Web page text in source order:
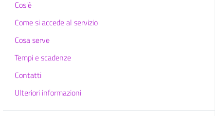
Cos'è
Come si accede al servizio
Cosa serve
Tempi e scadenze
Contatti
Ulteriori informazioni